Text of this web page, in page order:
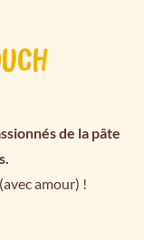
de la pâte
amour) !